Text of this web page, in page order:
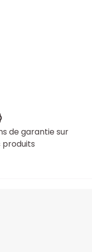
de garantie sur
produits